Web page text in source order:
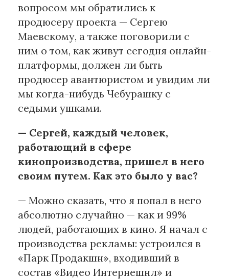
Материалы партнеров
АКИ
Artists / Художники.РФ
n'RIS
Онлайн патент
Цифровой Сарафан
вопросом мы обратились к
продюсеру проекта — Сергею
Маевскому, а также поговорили с
ним о том, как живут сегодня онлайн-
платформы, должен ли быть
продюсер авантюристом и увидим ли
мы когда-нибудь Чебурашку с
седыми ушками.
— Сергей, каждый человек,
работающий в сфере
кинопроизводства, пришел в него
своим путем. Как это было у вас?
— Можно сказать, что я попал в него
абсолютно случайно — как и 99%
людей, работающих в кино. Я начал с
производства рекламы: устроился в
«Парк Продакшн», входивший в
состав «Видео Интернешнл» и